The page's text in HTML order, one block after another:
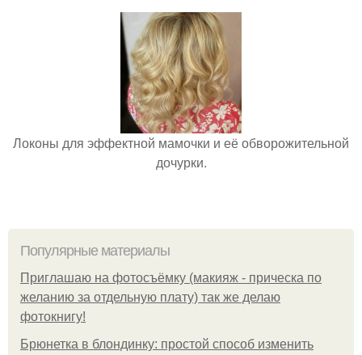
Локоны для эффектной мамочки и её обворожительной
дочурки.
Популярные материалы
Приглашаю на фотосъёмку (макияж - прическа по
желанию за отдельную плату) так же делаю
фотокнигу!
Брюнетка в блондинку: простой способ изменить